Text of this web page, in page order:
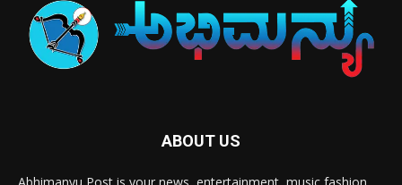
ABOUT US